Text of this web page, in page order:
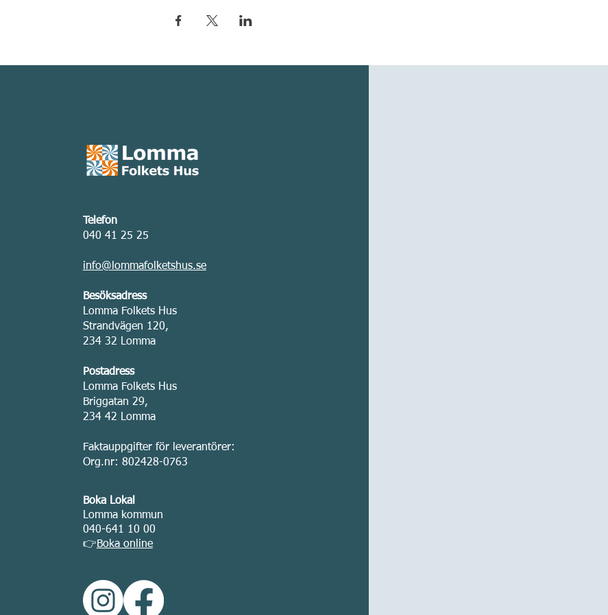
Telefon
040 41 25 25
info@lommafolketshus.se
Besöksadress
Lomma Folkets Hus
Strandvägen 120,
234 32 Lomma
Postadress
Lomma Folkets Hus
Briggatan 29,
234 42 Lomma
Faktauppgifter för leverantörer:
Org.nr: 802428-0763
Boka Lokal
Lomma kommun
040-641 10 00
👉Boka online